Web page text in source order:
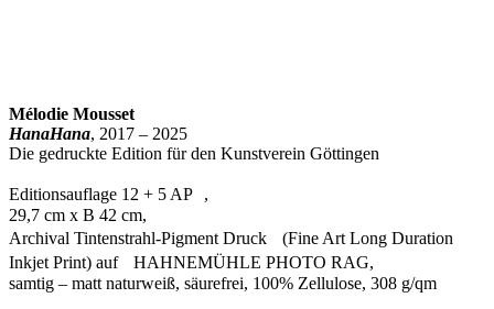
Mélodie Mousset
HanaHana, 2017 – 2025
Die gedruckte Edition für den Kunstverein Göttingen
Editionsauflage 12 + 5 AP ,
29,7 cm x B 42 cm,
Archival Tintenstrahl-Pigment Druck (Fine Art Long Duration
Inkjet Print) auf HAHNEMÜHLE PHOTO RAG,
samtig – matt naturweiß, säurefrei, 100% Zellulose, 308 g/qm